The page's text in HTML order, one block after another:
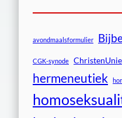
avondmaalsformulier
CGK-synode ChristenUnie
hermeneutiek